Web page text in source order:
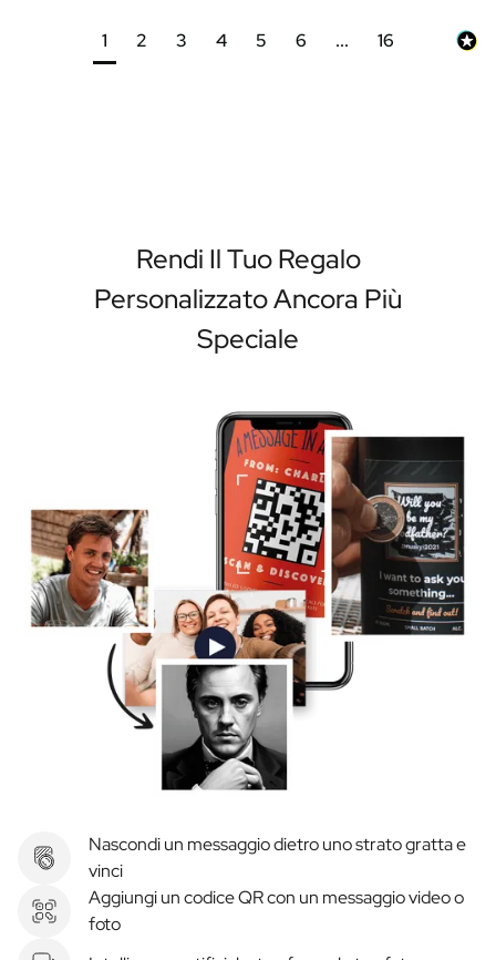
1 2 3 4 5 6 ... 16
Rendi Il Tuo Regalo
Personalizzato Ancora Più
Speciale
Nascondi un messaggio dietro uno strato gratta e
vinci
Aggiungi un codice QR con un messaggio video o
foto